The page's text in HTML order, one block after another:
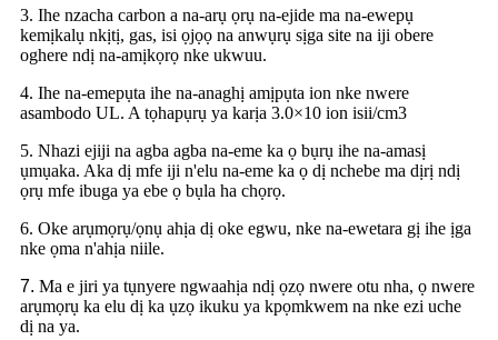
3. Ihe nzacha carbon a na-arụ ọrụ na-ejide ma na-ewepụ
kemịkalụ nkịtị, gas, isi ọjọọ na anwụrụ sịga site na iji obere
oghere ndị na-amịkọrọ nke ukwuu.
4. Ihe na-emepụta ihe na-anaghị amịpụta ion nke nwere
asambodo UL. A tọhapụrụ ya karịa 3.0×10 ion isii/cm3
5. Nhazi ejiji na agba agba na-eme ka ọ bụrụ ihe na-amasị
ụmụaka. Aka dị mfe iji n'elu na-eme ka ọ dị nchebe ma dịrị ndị
ọrụ mfe ibuga ya ebe ọ bụla ha chọrọ.
6. Oke arụmọrụ/ọnụ ahịa dị oke egwu, nke na-ewetara gị ihe ịga
nke ọma n'ahịa niile.
7. Ma e jiri ya tụnyere ngwaahịa ndị ọzọ nwere otu nha, ọ nwere
arụmọrụ ka elu dị ka ụzọ ikuku ya kpọmkwem na nke ezi uche
dị na ya.